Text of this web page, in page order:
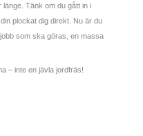
länge. Tänk om du gått in i
plockat dig direkt. Nu är du
som ska göras, en massa
– inte en jävla jordfräs!